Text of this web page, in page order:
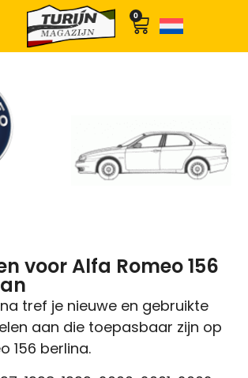
0
voor Alfa Romeo 156
tref je nieuwe en gebruikte
aan die toepasbaar zijn op
156 berlina.